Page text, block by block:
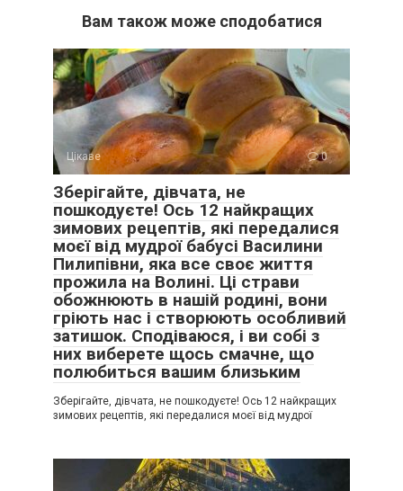
Вам також може сподобатися
Цікаве 0
Зберігайте, дівчата, не
пошкодуєте! Ось 12 найкращих
зимових рецептів, які передалися
моєї від мудрої бабусі Василини
Пилипівни, яка все своє життя
прожила на Волині. Ці страви
обожнюють в нашій родині, вони
гріють нас і створюють особливий
затишок. Сподіваюся, і ви собі з
них виберете щось смачне, що
полюбиться вашим близьким
Зберігайте, дівчата, не пошкодуєте! Ось 12 найкращих
зимових рецептів, які передалися моєї від мудрої